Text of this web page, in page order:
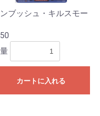
ブッシュ・キルスモー
カートに入れる